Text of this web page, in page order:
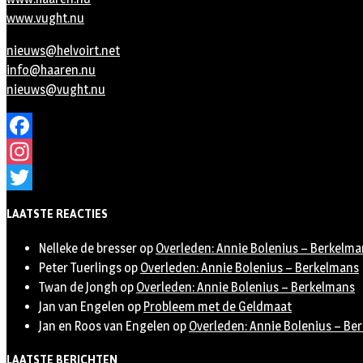
www.vught.nu
nieuws@helvoirt.net
info@haaren.nu
nieuws@vught.nu
Facebook
Instagram
LAATSTE REACTIES
Nelleke de bresser op Overleden: Annie Bolenius –
Peter Tuerlings op Overleden: Annie Bolenius – Berkelmans
Twan de Jongh op Overleden: Annie Bolenius – Berkelmans
Jan van Engelen op Probleem met de Geldmaat
Jan en Roos van Engelen op Overleden: Annie Bolenius –